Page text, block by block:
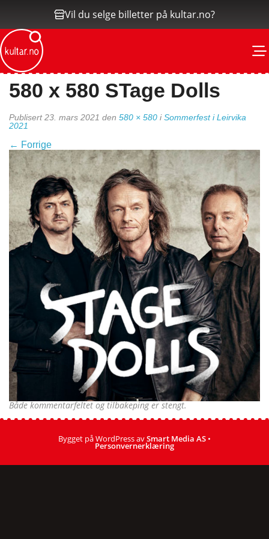
Vil du selge billetter på kultar.no?
580 x 580 STage Dolls
Publisert23. mars 2021 den 580 × 580 iSommerfest i Leirvika
2021
← Forrige
Både kommentarfeltet og tilbakeping er stengt.
Bygget på WordPress avSmart Media AS •
Personvernerklæring